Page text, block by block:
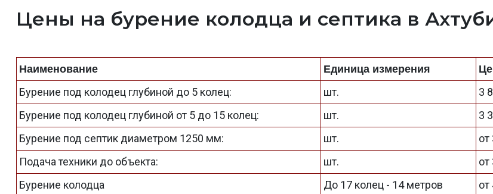
Цены на бурение колодца и септика в
Наименование Единица измерения
Бурение под колодец глубиной до 5 колец: шт.
3
Бурение под колодец глубиной от 5 до 15 колец:
шт.
3
Бурение под септик диаметром 1250 мм:
шт.
Подача техники до объекта:
шт.
Бурение колодца
До 17 колец - 14 метров
от